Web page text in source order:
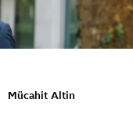
Mücahit Altin